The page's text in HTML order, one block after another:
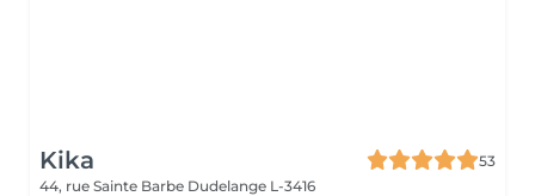
Kika
53
44, rue Sainte Barbe Dudelange L-3416